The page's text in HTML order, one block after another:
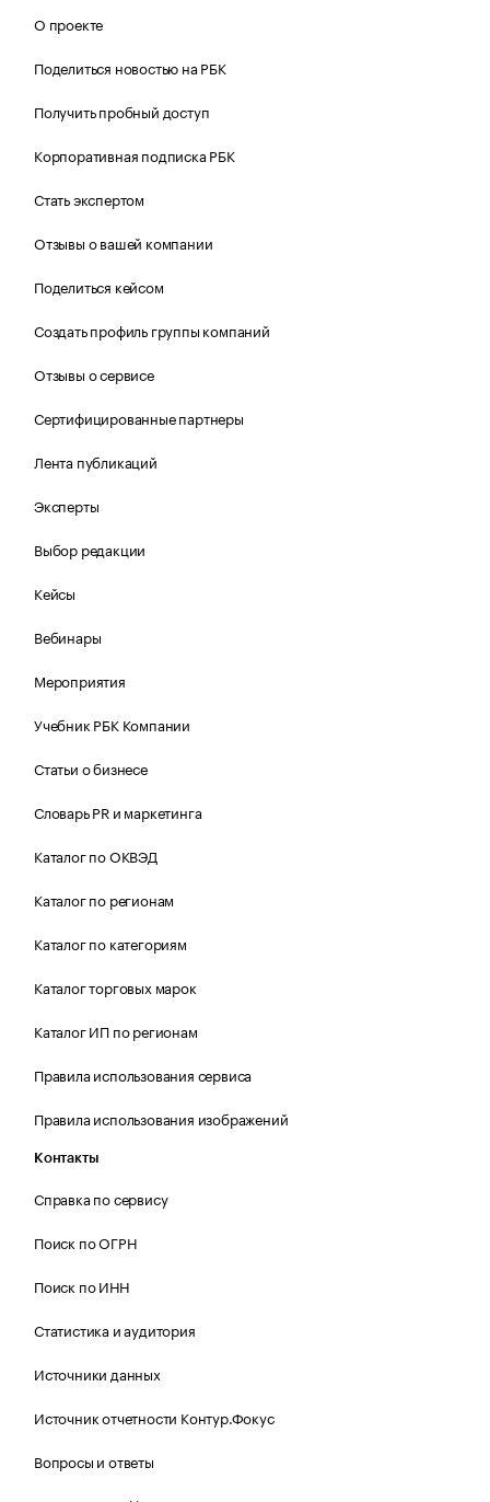
О проекте
Поделиться новостью на РБК
Получить пробный доступ
Корпоративная подписка РБК
Стать экспертом
Отзывы о вашей компании
Поделиться кейсом
Создать профиль группы компаний
Отзывы о сервисе
Сертифицированные партнеры
Лента публикаций
Эксперты
Выбор редакции
Кейсы
Вебинары
Мероприятия
Учебник РБК Компании
Статьи о бизнесе
Словарь PR и маркетинга
Каталог по ОКВЭД
Каталог по регионам
Каталог по категориям
Каталог торговых марок
Каталог ИП по регионам
Правила использования сервиса
Правила использования изображений
Контакты
Справка по сервису
Поиск по ОГРН
Поиск по ИНН
Статистика и аудитория
Источники данных
Источник отчетности Контур.Фокус
Вопросы и ответы